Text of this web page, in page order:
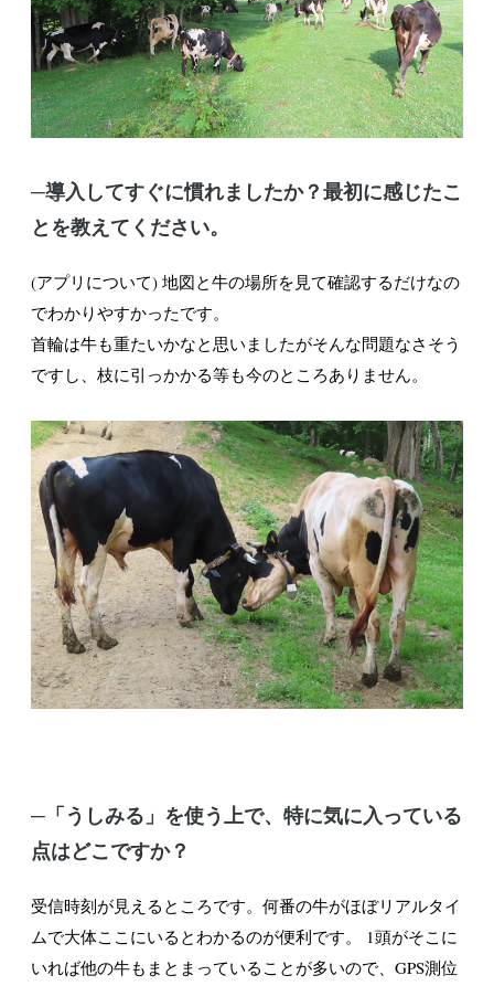
─導入してすぐに慣れましたか？最初に感じたこ
とを教えてください。
(アプリについて) 地図と牛の場所を見て確認するだけなの
でわかりやすかったです。
首輪は牛も重たいかなと思いましたがそんな問題なさそう
ですし、枝に引っかかる等も今のところありません。
─「うしみる」を使う上で、特に気に入っている
点はどこですか？
受信時刻が見えるところです。何番の牛がほぼリアルタイ
ムで大体ここにいるとわかるのが便利です。 1頭がそこに
いれば他の牛もまとまっていることが多いので、GPS測位